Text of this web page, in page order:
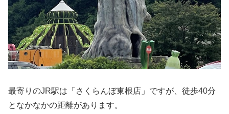
最寄りのJR駅は「さくらんぼ東根店」ですが、徒歩40分
となかなかの距離があります。